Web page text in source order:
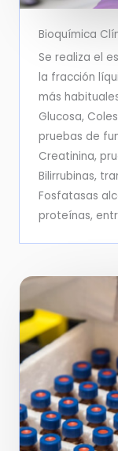
Bioquímica
Se realiza el
la fracción
más
Glucosa,
pruebas de
Creatinina,
Bilirrubinas,
Fosfatasas
proteínas,